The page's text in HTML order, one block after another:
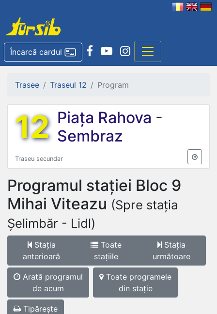
Încarcă cardul
Trasee Traseul 12 Program
12 Piața Rahova -
Sembraz
Traseu secundar
Programul stației Bloc 9
Mihai Viteazu (Spre stația
Șelimbăr - Lidl)
Stația
anterioară
Toate
stațiile
Stația
următoare
Arată programul
de acum
Toate programele
din stație
Tipărește